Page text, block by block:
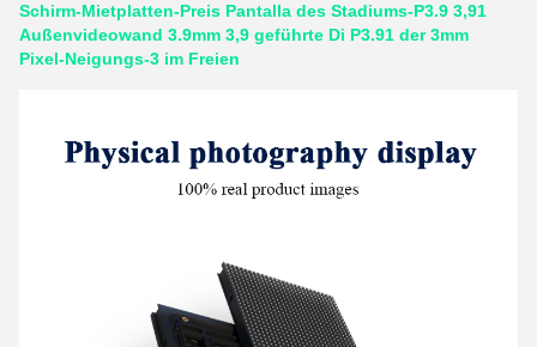
Schirm-Mietplatten-Preis Pantalla des Stadiums-P3.9 3,91
Außenvideowand 3.9mm 3,9 geführte Di P3.91 der 3mm
Pixel-Neigungs-3 im Freien